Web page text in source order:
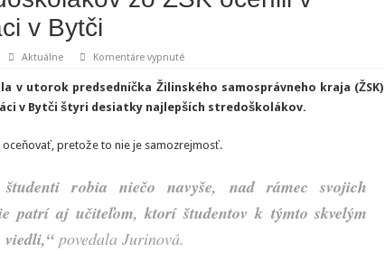
v Bytči
Aktuálne Komentáre vypnuténa
stredoškolákov
zo
ŽSK
Sobášnom
paláci
v utorok predsedníčka Žilinského samosprávneho kraja (ŽSK)
v Bytči štyri desiatky najlepších stredoškolákov.
pretože to nie je samozrejmosť.
robia niečo navyše, nad rámec svojich
patrí aj učiteľom, ktorí študentov k týmto skvelým
viedli,“povedala Jurinová.